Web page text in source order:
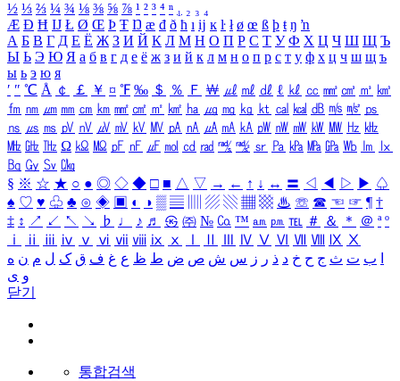
½ ⅓ ⅔ ¼ ¾ ⅛ ⅜ ⅝ ⅞ ¹ ² ³ ⁴ ⁿ ₁ ₂ ₃ ₄
Æ Ð Ħ Ĳ Ł Ø Œ Þ Ŧ Ŋ æ đ ð ħ ı ĳ ĸ ŀ ł ø œ ß þ ŧ ŋ ŉ
А Б В Г Д Е Ё Ж З И Й К Л М Н О П Р С Т У Ф Х Ц Ч Ш Щ Ъ
Ы Ь Э Ю Я а б в г д е ё ж з и й к л м н о п р с т у ф х ц ч ш щ ъ
ы ь э ю я
′ ″ ℃ Å ￠ ￡ ￥ ¤ ℉ ‰ ＄ ％ Ｆ ￦ ㎕ ㎖ ㎗ ℓ ㎘ ㏄ ㎣ ㎤ ㎥ ㎦
㎙ ㎚ ㎛ ㎜ ㎝ ㎞ ㎟ ㎠ ㎡ ㎢ ㏊ ㎍ ㎎ ㎏ ㏏ ㎈ ㎉ ㏈ ㎧ ㎨ ㎰
㎱ ㎲ ㎳ ㎴ ㎵ ㎶ ㎷ ㎸ ㎹ ㎀ ㎁ ㎂ ㎃ ㎄ ㎺ ㎻ ㎽ ㎾ ㎿ ㎐ ㎑
㎒ ㎓ ㎔ Ω ㏀ ㏁ ㎊ ㎋ ㎌ ㏖ ㏅ ㎭ ㎮ ㎯ ㏛ ㎩ ㎪ ㎫ ㎬ ㏝ ㏐
㏓
㏃ ㏉ ㏜ ㏆
§ ※ ☆ ★ ○ ● ◎ ◇ ◆ □ ■ △ ▽ → ← ↑ ↓ ↔ 〓 ◁ ◀ ▷ ▶ ♤
♠ ♡ ♥ ♧ ♣ ⊙ ◈ ▣ ◐ ◑ ▒ ▤ ▨ ▧ ▦ ▩ ♨ ☏ ☎ ☜ ☞ ¶ †
‡ ↕ ↗ ↙ ↖ ↘ ♭ ♩ ♪ ♬ ㉿ ㈜ № ㏇ ™ ㏂ ㏘ ℡ ＃ ＆ ＊ ＠ ª º
ⅰ
ⅱ ⅲ ⅳ ⅴ ⅵ ⅶ ⅷ ⅸ ⅹ Ⅳ Ⅴ Ⅵ Ⅶ Ⅷ Ⅸ Ⅹ
ب ت ث ج ح خ د ذ ر ز س ش ص ض ط ظ ع غ ف ق ک ل م ن ه
و ی
닫기
통합검색